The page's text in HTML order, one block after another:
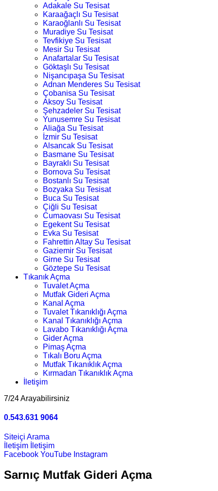
Adakale Su Tesisat
Karaağaçlı Su Tesisat
Karaoğlanlı Su Tesisat
Muradiye Su Tesisat
Tevfikiye Su Tesisat
Mesir Su Tesisat
Anafartalar Su Tesisat
Göktaşlı Su Tesisat
Nişancıpaşa Su Tesisat
Adnan Menderes Su Tesisat
Çobanisa Su Tesisat
Aksoy Su Tesisat
Şehzadeler Su Tesisat
Yunusemre Su Tesisat
Aliağa Su Tesisat
İzmir Su Tesisat
Alsancak Su Tesisat
Basmane Su Tesisat
Bayraklı Su Tesisat
Bornova Su Tesisat
Bostanlı Su Tesisat
Bozyaka Su Tesisat
Buca Su Tesisat
Çiğli Su Tesisat
Cumaovası Su Tesisat
Egekent Su Tesisat
Evka Su Tesisat
Fahrettin Altay Su Tesisat
Gaziemir Su Tesisat
Girne Su Tesisat
Göztepe Su Tesisat
Tıkanık Açma
Tuvalet Açma
Mutfak Gideri Açma
Kanal Açma
Tuvalet Tıkanıklığı Açma
Kanal Tıkanıklığı Açma
Lavabo Tıkanıklığı Açma
Gider Açma
Pimaş Açma
Tıkalı Boru Açma
Mutfak Tıkanıklık Açma
Kırmadan Tıkanıklık Açma
İletişim
7/24 Arayabilirsiniz
0.543.631 9064
Siteiçi Arama
İletişim
İletişim
Facebook YouTube Instagram
Sarnıç Mutfak Gideri Açma